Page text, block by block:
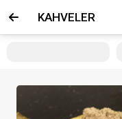
KAHVELER